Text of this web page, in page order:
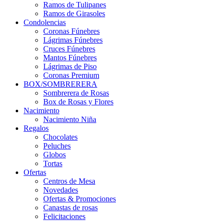
Ramos de Tulipanes
Ramos de Girasoles
Condolencias
Coronas Fúnebres
Lágrimas Fúnebres
Cruces Fúnebres
Mantos Fúnebres
Lágrimas de Piso
Coronas Premium
BOX/SOMBRERERA
Sombrerera de Rosas
Box de Rosas y Flores
Nacimiento
Nacimiento Niña
Regalos
Chocolates
Peluches
Globos
Tortas
Ofertas
Centros de Mesa
Novedades
Ofertas & Promociones
Canastas de rosas
Felicitaciones